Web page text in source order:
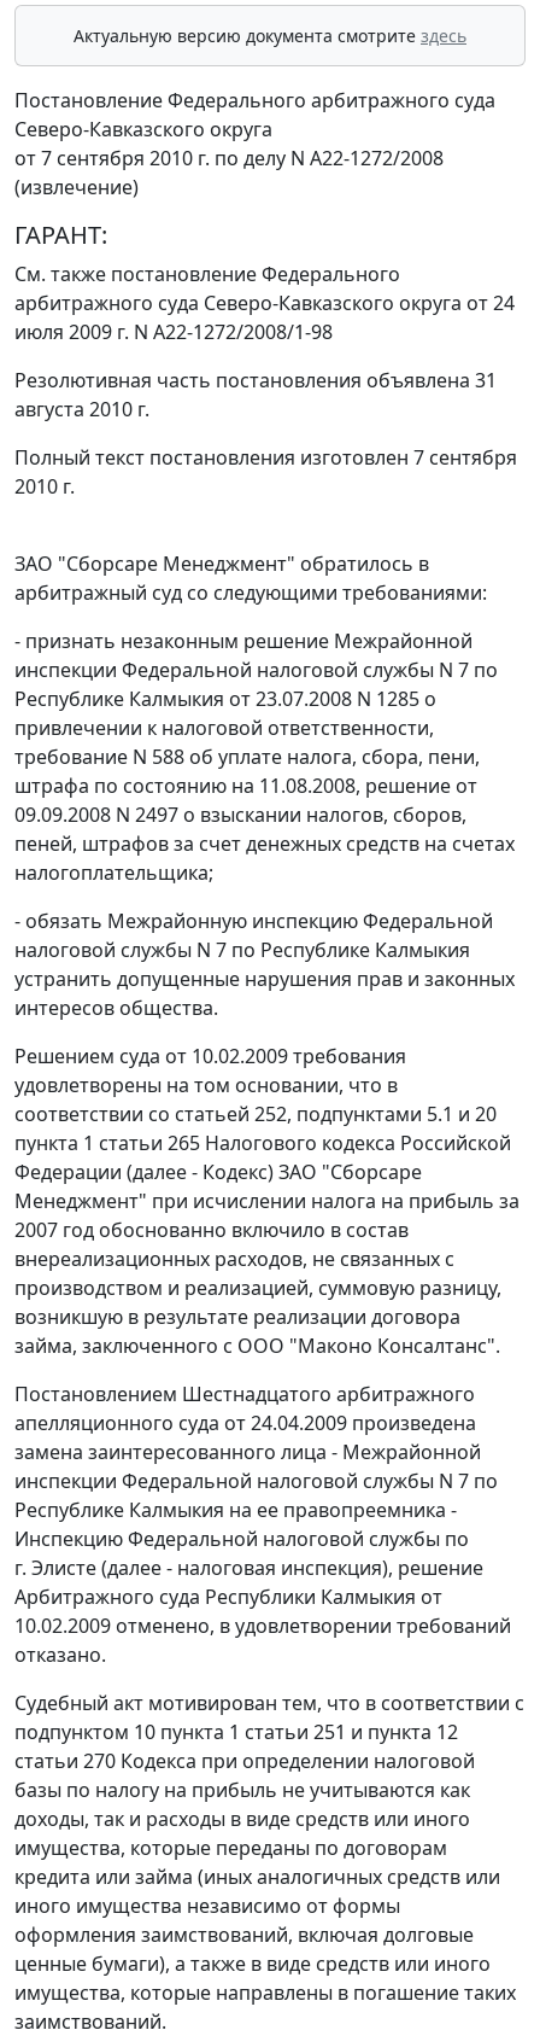
Актуальную версию документа смотрите здесь
Постановление Федерального арбитражного суда
Северо-Кавказского округа
от 7 сентября 2010 г. по делу N А22-1272/2008
(извлечение)
ГАРАНТ:
См. также постановлениеФедерального
арбитражного суда Северо-Кавказского округа от 24
июля 2009 г. N А22-1272/2008/1-98
Резолютивная часть постановления объявлена 31
августа 2010 г.
Полный текст постановления изготовлен 7 сентября
2010 г.
ЗАО "Сборсаре Менеджмент" обратилось в
арбитражный суд со следующими требованиями:
- признать незаконным решение Межрайонной
инспекции Федеральной налоговой службы N 7 по
Республике Калмыкия от 23.07.2008 N 1285 о
привлечении к налоговой ответственности,
требование N 588 об уплате налога, сбора, пени,
штрафа по состоянию на 11.08.2008, решение от
09.09.2008 N 2497 о взыскании налогов, сборов,
пеней, штрафов за счет денежных средств на счетах
налогоплательщика;
- обязать Межрайонную инспекцию Федеральной
налоговой службы N 7 по Республике Калмыкия
устранить допущенные нарушения прав и законных
интересов общества.
Решением суда от 10.02.2009 требования
удовлетворены на том основании, что в
соответствии со статьей 252, подпунктами 5.1 и 20
пункта 1 статьи 265 Налогового кодекса Российской
Федерации (далее - Кодекс) ЗАО "Сборсаре
Менеджмент" при исчислении налога на прибыль за
2007 год обоснованно включило в состав
внереализационных расходов, не связанных с
производством и реализацией, суммовую разницу,
возникшую в результате реализации договора
займа, заключенного с ООО "Маконо Консалтанс".
Постановлением Шестнадцатого арбитражного
апелляционного суда от 24.04.2009 произведена
замена заинтересованного лица - Межрайонной
инспекции Федеральной налоговой службы N 7 по
Республике Калмыкия на ее правопреемника -
Инспекцию Федеральной налоговой службы по
г. Элисте (далее - налоговая инспекция), решение
Арбитражного суда Республики Калмыкия от
10.02.2009 отменено, в удовлетворении требований
отказано.
Судебный акт мотивирован тем, что в соответствии с
подпунктом 10 пункта 1 статьи 251 и пункта 12
статьи 270 Кодекса при определении налоговой
базы по налогу на прибыль не учитываются как
доходы, так и расходы в виде средств или иного
имущества, которые переданы по договорам
кредита или займа (иных аналогичных средств или
иного имущества независимо от формы
оформления заимствований, включая долговые
ценные бумаги), а также в виде средств или иного
имущества, которые направлены в погашение таких
заимствований.